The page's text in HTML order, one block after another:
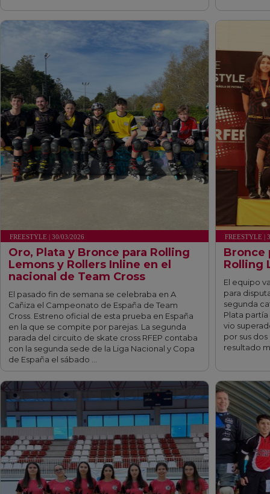
FREESTYLE | 30/03/2026
Oro, Plata y Bronce para Rolling
Lemons y Rollers Inline en el
nacional de Team Cross
El pasado fin de semana se celebraba en A
Cañiza el Campeonato de España de Team
Cross. Estreno oficial de esta prueba en España
en la que se compite por parejas. La segunda
parada del circuito de skate cross RFEP contaba
con la segunda sede de la Liga Nacional y Copa
de España el sábado …
FREESTYLE |
Bronce
Rolling
El equipo
para
segunda
Plata
vio
por sus
resultado
fff fff